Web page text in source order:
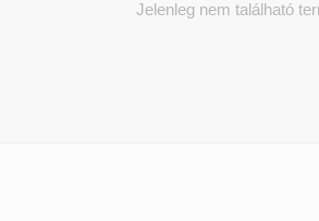
Jelenleg nem található